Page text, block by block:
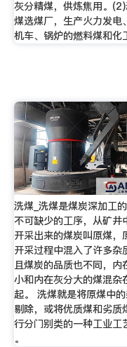
灰分精煤，供炼焦用。
煤选煤厂，生产火力发电
机车、锅炉的燃料煤和化
洗煤_洗煤是煤炭深加工
不可缺少的工序，从矿井
开采出来的煤炭叫原煤，
开采过程中混入了许多杂
且煤炭的品质也不同，内
小和内在灰分大的煤混杂
起。 洗煤就是将原煤中
剔除，或将优质煤和劣质
行分门别类的一种工业工
。